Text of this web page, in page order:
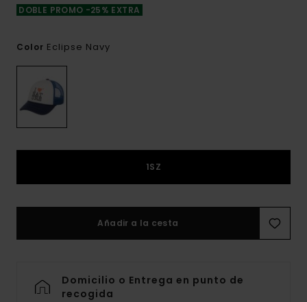
DOBLE PROMO -25% EXTRA
Color Eclipse Navy
1SZ
Añadir a la cesta
Domicilio o Entrega en punto de
recogida